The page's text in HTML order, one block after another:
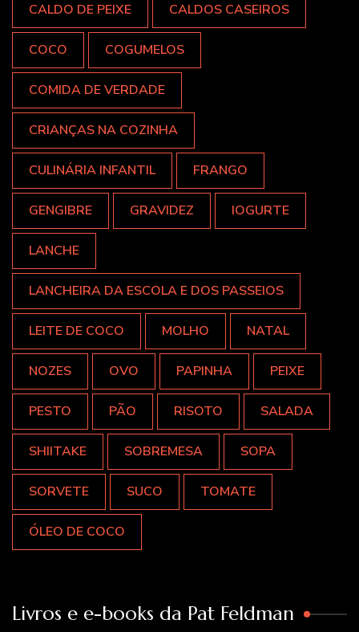
CALDO DE PEIXE CALDOS CASEIROS
COCO COGUMELOS
COMIDA DE VERDADE
CRIANÇAS NA COZINHA
CULINÁRIA INFANTIL FRANGO
GENGIBRE GRAVIDEZ IOGURTE
LANCHE
LANCHEIRA DA ESCOLA E DOS PASSEIOS
LEITE DE COCO MOLHO NATAL
NOZES OVO PAPINHA PEIXE
PESTO PÃO RISOTO SALADA
SHIITAKE SOBREMESA SOPA
SORVETE SUCO TOMATE
ÓLEO DE COCO
Livros e e-books da Pat Feldman